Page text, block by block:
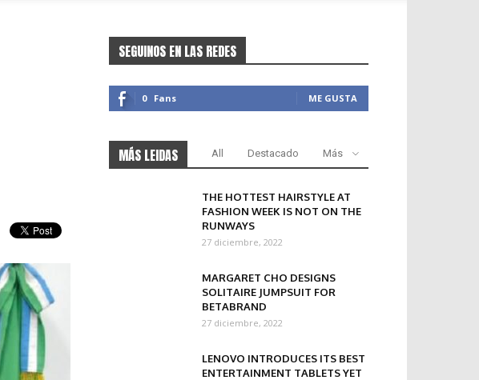
SEGUINOS EN LAS REDES
0 Fans ME GUSTA
MÁS LEIDAS All Destacado Más
THE HOTTEST HAIRSTYLE AT
FASHION WEEK IS NOT ON THE
RUNWAYS
27 diciembre, 2022
MARGARET CHO DESIGNS
SOLITAIRE JUMPSUIT FOR
BETABRAND
27 diciembre, 2022
LENOVO INTRODUCES ITS BEST
ENTERTAINMENT TABLETS YET